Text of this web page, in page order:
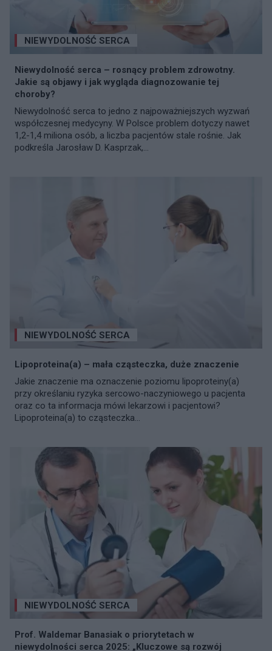
NIEWYDOLNOŚĆ SERCA
Niewydolność serca – rosnący problem zdrowotny.
Jakie są objawy i jak wygląda diagnozowanie tej
choroby?
Niewydolność serca to jedno z najpoważniejszych wyzwań
współczesnej medycyny. W Polsce problem dotyczy nawet
1,2-1,4 miliona osób, a liczba pacjentów stale rośnie. Jak
podkreśla Jarosław D. Kasprzak,...
NIEWYDOLNOŚĆ SERCA
Lipoproteina(a) – mała cząsteczka, duże znaczenie
Jakie znaczenie ma oznaczenie poziomu lipoproteiny(a)
przy określaniu ryzyka sercowo-naczyniowego u pacjenta
oraz co ta informacja mówi lekarzowi i pacjentowi?
Lipoproteina(a) to cząsteczka...
NIEWYDOLNOŚĆ SERCA
Prof. Waldemar Banasiak o priorytetach w
niewydolności serca 2025: „Kluczowe są rozwój